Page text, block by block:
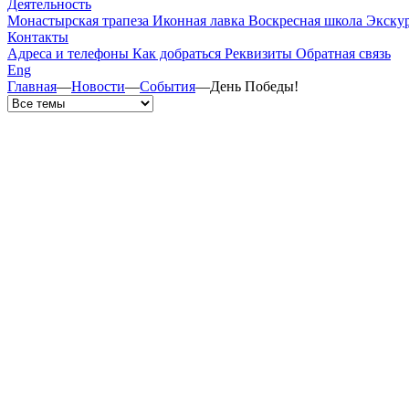
Деятельность
Монастырская трапеза Иконная лавка Воскресная школа
Контакты
Адреса и телефоны Как добраться Реквизиты Обратная связь
Eng
Главная—Новости—События—День Победы!